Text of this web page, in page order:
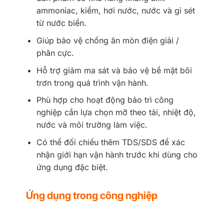
ammoniac, kiềm, hơi nước, nước và gỉ sét
từ nước biển.
Giúp bảo vệ chống ăn mòn điện giải /
phân cực.
Hỗ trợ giảm ma sát và bảo vệ bề mặt bôi
trơn trong quá trình vận hành.
Phù hợp cho hoạt động bảo trì công
nghiệp cần lựa chọn mỡ theo tải, nhiệt độ,
nước và môi trường làm việc.
Có thể đối chiếu thêm TDS/SDS để xác
nhận giới hạn vận hành trước khi dùng cho
ứng dụng đặc biệt.
Ứng dụng trong công nghiệp